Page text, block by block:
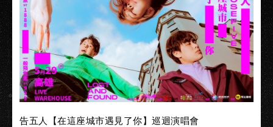
告五人【在這座城市遇見了你】巡迴演唱會